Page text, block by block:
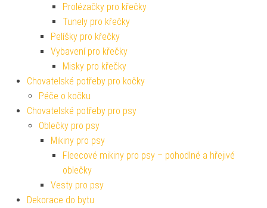
Prolézačky pro křečky
Tunely pro křečky
Pelíšky pro křečky
Vybavení pro křečky
Misky pro křečky
Chovatelské potřeby pro kočky
Péče o kočku
Chovatelské potřeby pro psy
Oblečky pro psy
Mikiny pro psy
Fleecové mikiny pro psy – pohodlné a hřejivé
oblečky
Vesty pro psy
Dekorace do bytu